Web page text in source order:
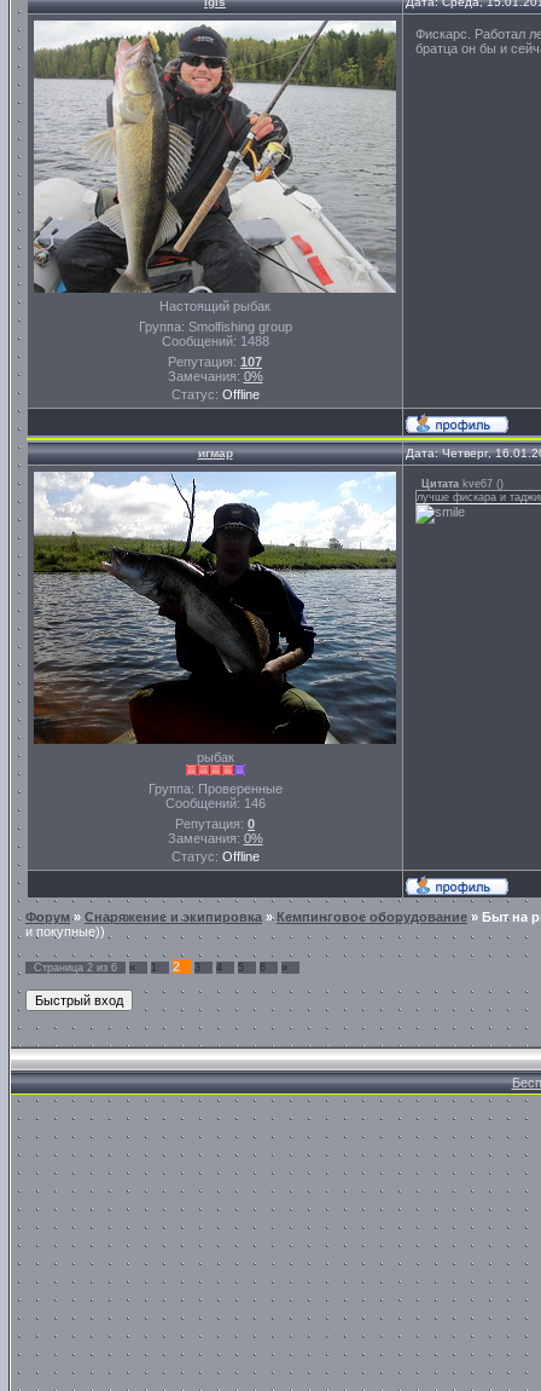
Настоящий рыбак
Группа: Smolfishing group
Сообщений: 1488
Репутация: 107
Замечания: 0%
Статус: Offline
Фискарс. Работал
братца он бы и
игмар Дата: Четверг,
рыбак
Группа: Проверенные
Сообщений: 146
Репутация: 0
Замечания: 0%
Статус: Offline
Цитата kve67 ()
лучше фискара и
Форум» Снаряжение и экипировка » Кемпинговое оборудование » Быт на
и покупные))
Страница 2 из 6 « 1 2 3 4 5 6 »